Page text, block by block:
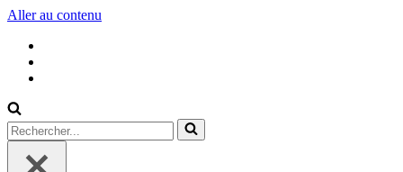
Aller au contenu
Rechercher...